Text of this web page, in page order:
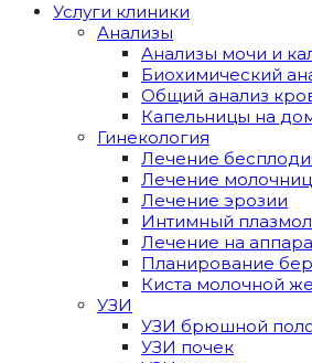
Услуги клиники
Анализы
Анализы мочи и
Биохимический
Общий анализ
Капельницы на
Гинекология
Лечение
Лечение
Лечение эрозии
Интимный
Лечение на
Планирование
Киста молочной
УЗИ
УЗИ брюшной
УЗИ почек